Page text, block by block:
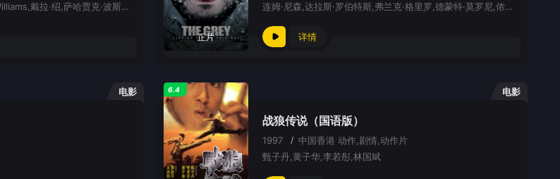
黎唯,罗恩·斯穆安伯格,Bear Williams,戴拉·绍,萨哈贾克·波斯安吉特,Jaroslav Shvets
正片
连姆·尼森,达拉斯·罗伯特斯,弗兰克·格里罗,德蒙特·莫罗尼,侬索·阿诺斯,乔·安德森,本布雷,詹姆斯·戴尔
详情
电影 电影
6.4
战狼传说（国语版）
1997 / 中国香港动作,剧情,动作片
甄子丹,黄子华,李若彤,林国斌